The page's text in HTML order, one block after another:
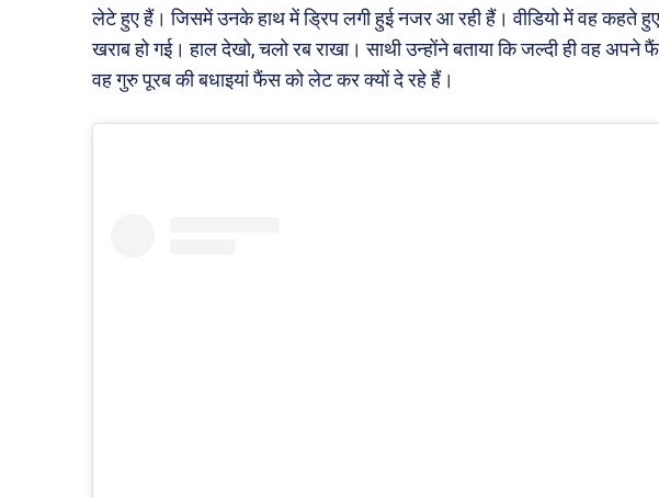
लेटे हुए हैं। जिसमें उनके हाथ में ड्रिप लगी हुई नजर आ रही हैं। वीडियो में वह कहते हुए
खराब हो गई। हाल देखो, चलो रब राखा। साथी उन्होंने बताया कि जल्दी ही वह
वह गुरु पूरब की बधाइयां फैंस को लेट कर क्यों दे रहे हैं।